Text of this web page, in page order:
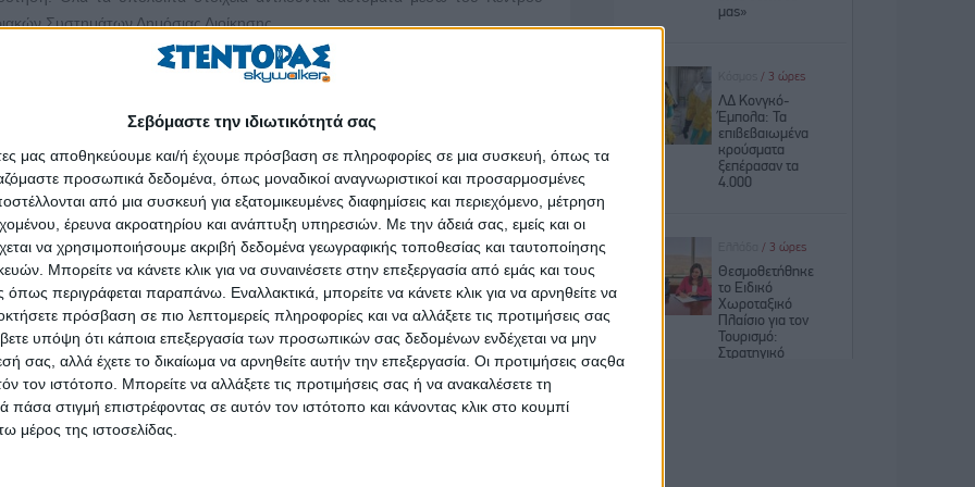
Σεβόμαστε την ιδιωτικότητά σας
μας αποθηκεύουμε και/ή έχουμε πρόσβαση σε πληροφορίες σε μια συσκευή, όπως τα
προσωπικά δεδομένα, όπως μοναδικοί αναγνωριστικοί και προσαρμοσμένες
από μια συσκευή για εξατομικευμένες διαφημίσεις και περιεχόμενο, μέτρηση
έρευνα ακροατηρίου και ανάπτυξη υπηρεσιών. Με την άδειά σας, εμείς και οι
να χρησιμοποιήσουμε ακριβή δεδομένα γεωγραφικής τοποθεσίας και ταυτοποίησης
Μπορείτε να κάνετε κλικ για να συναινέσετε στην επεξεργασία από εμάς και τους
περιγράφεται παραπάνω. Εναλλακτικά, μπορείτε να κάνετε κλικ για να αρνηθείτε να
πρόσβαση σε πιο λεπτομερείς πληροφορίες και να αλλάξετε τις προτιμήσεις σας
υπόψη ότι κάποια επεξεργασία των προσωπικών σας δεδομένων ενδέχεται να μην
σας, αλλά έχετε το δικαίωμα να αρνηθείτε αυτήν την επεξεργασία. Οι προτιμήσεις σαςθα
τον ιστότοπο. Μπορείτε να αλλάξετε τις προτιμήσεις σας ή να ανακαλέσετε τη
στιγμή επιστρέφοντας σε αυτόν τον ιστότοπο και κάνοντας κλικ στο κουμπί
μέρος της ιστοσελίδας.
Συστημάτων Δημόσιας Διοίκησης.
του στο Taxisnet και επιβεβαιώνει ότι τα στοιχεία του (ονοματεπώνυμο,
αίτηση για τον ίδιο ή για προστατευόμενο μέλος της οικογένειάς του.
ανά μήνα (διεύθυνση και αριθμός παροχής). Τα στοιχεία αυτά ο δικαιούχος
«Δήλωση Κύριας Κατοικίας για Power Pass»
η οποία έχει υλοποιηθεί από την ΑΑΔΕ. Ο πολίτης μπορεί να μεταφερθεί στην
κλικ στο σχετικό πεδίο που εμφανίζεται κάτω από τα στοιχεία πρώτης
της ΑΑΔΕ καταχωρίζονται αμέσως. Έτσι, αφού ο δικαιούχος συμπληρώσει τα
στην πλατφόρμα του Power Pass και να ολοκληρώσει την αίτησή του.
να συμπληρώσει το e-mail του, το IBAN και το όνομα του τραπεζικού